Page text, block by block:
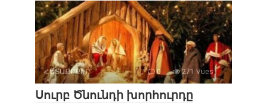
ՀԵՏԱՔՐՔԻՐ 0 271 Vues :
Սուրբ Ծնունդի խորհուրդը